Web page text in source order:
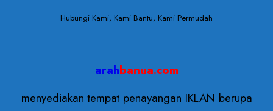
Hubungi Kami, Kami Bantu, Kami Permudah
arahbanua.com
menyediakan tempat penayangan IKLAN berupa